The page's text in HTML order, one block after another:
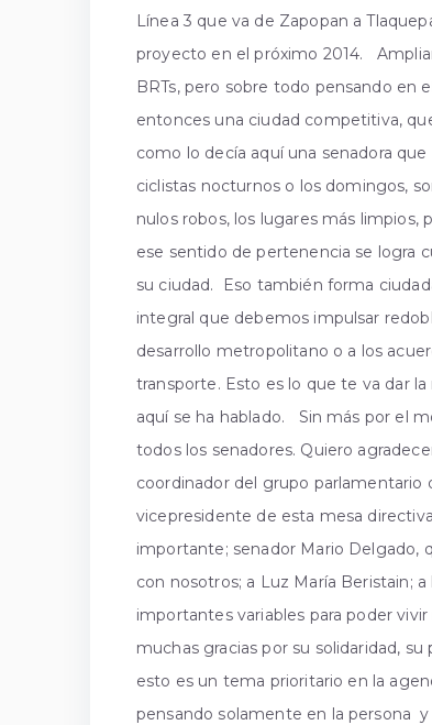
Línea 3 que va de Zapopan a
proyecto en el próximo 2014.
BRTs, pero sobre todo pensando en
entonces una ciudad competitiva,
como lo decía aquí una senadora
ciclistas nocturnos o los domingos,
nulos robos, los lugares más limpios,
ese sentido de pertenencia se logra
su ciudad. Eso también forma
integral que debemos impulsar
desarrollo metropolitano o a los
transporte. Esto es lo que te va dar
aquí se ha hablado. Sin más por el
todos los senadores. Quiero
coordinador del grupo parlamentario
vicepresidente de esta mesa
importante; senador Mario Delgado,
con nosotros; a Luz María Beristain;
importantes variables para poder
muchas gracias por su solidaridad,
esto es un tema prioritario en la
pensando solamente en la persona